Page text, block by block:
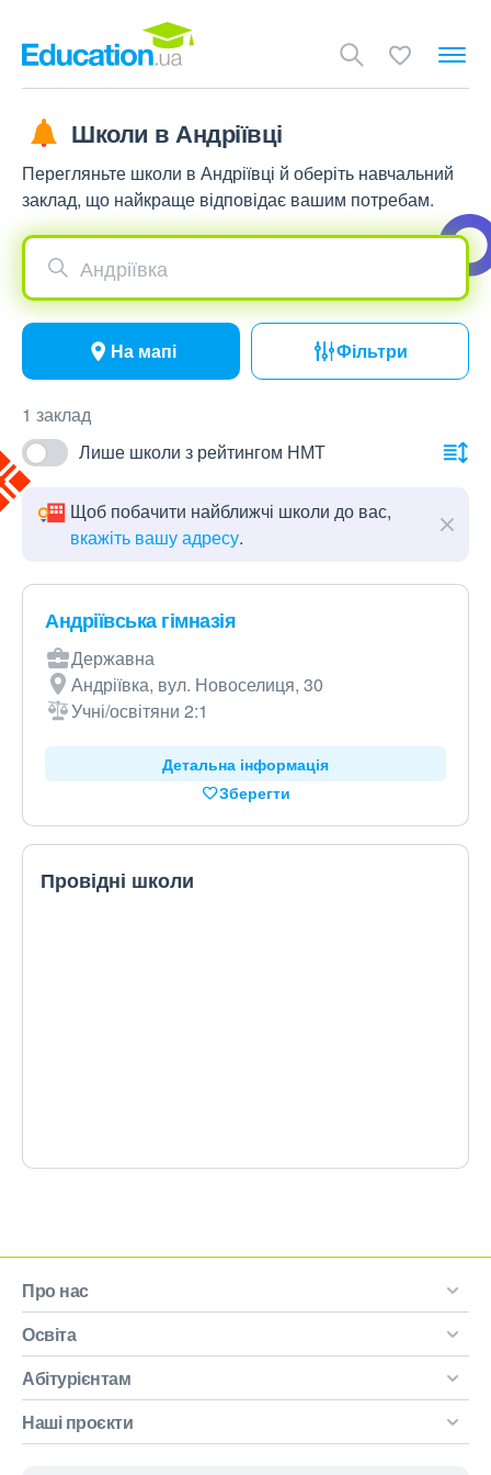
Школи в Андріївці
Перегляньте школи в Андріївці й оберіть навчальний
заклад, що найкраще відповідає вашим потребам.
Андріївка
На мапі Фільтри
1 заклад
Лише школи з рейтингом НМТ
Щоб побачити найближчі школи до вас,
вкажіть вашу адресу.
Андріївська гімназія
Державна
Андріївка, вул. Новоселиця, 30
Учні/освітяни 2:1
Детальна інформація
Зберегти
Провідні школи
Про нас
Освіта
Абітурієнтам
Наші проєкти